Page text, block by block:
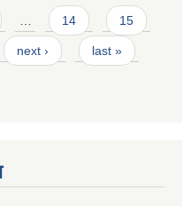
… 14 15
next › last »